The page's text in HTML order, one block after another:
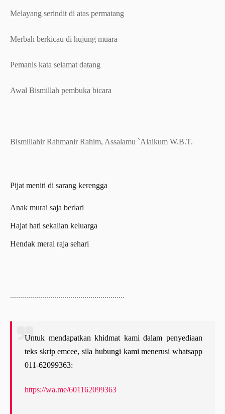
Melayang serindit di atas permatang
Merbah berkicau di hujung muara
Pemanis kata selamat datang
Awal Bismillah pembuka bicara
Bismillahir Rahmanir Rahim, Assalamu `Alaikum W.B.T.
Pijat meniti di sarang kerengga
Anak murai saja berlari
Hajat hati sekalian keluarga
Hendak merai raja sehari
.........................................................
Untuk mendapatkan khidmat kami dalam penyediaan
teks skrip emcee, sila hubungi kami menerusi whatsapp
011-62099363:
https://wa.me/601162099363